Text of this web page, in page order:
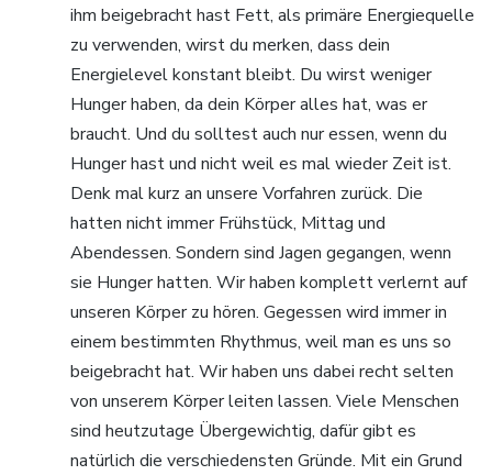
ihm beigebracht hast Fett, als primäre Energiequelle
zu verwenden, wirst du merken, dass dein
Energielevel konstant bleibt. Du wirst weniger
Hunger haben, da dein Körper alles hat, was er
braucht. Und du solltest auch nur essen, wenn du
Hunger hast und nicht weil es mal wieder Zeit ist.
Denk mal kurz an unsere Vorfahren zurück. Die
hatten nicht immer Frühstück, Mittag und
Abendessen. Sondern sind Jagen gegangen, wenn
sie Hunger hatten. Wir haben komplett verlernt auf
unseren Körper zu hören. Gegessen wird immer in
einem bestimmten Rhythmus, weil man es uns so
beigebracht hat. Wir haben uns dabei recht selten
von unserem Körper leiten lassen. Viele Menschen
sind heutzutage Übergewichtig, dafür gibt es
natürlich die verschiedensten Gründe. Mit ein Grund